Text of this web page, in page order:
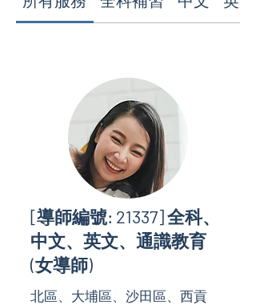
[導師編號: 21337] 全科、
中文、英文、通識教育
(女導師)
北區、大埔區、沙田區、西貢